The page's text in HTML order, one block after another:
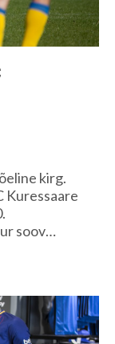
kirg.
Kuressaare
soov…